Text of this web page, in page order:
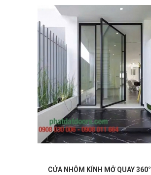
CỬA NHÔM KÍNH MỞ QUAY 360°